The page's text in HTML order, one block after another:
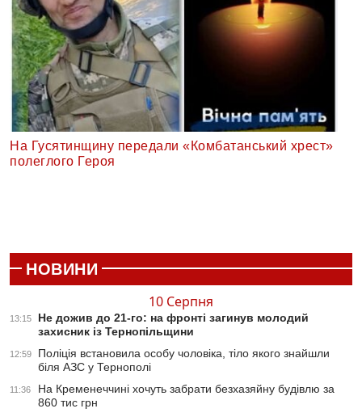
На Гусятинщину передали «Комбатанський хрест»
полеглого Героя
НОВИНИ
10 Серпня
13:15
Не дожив до 21-го: на фронті загинув молодий
захисник із Тернопільщини
12:59
Поліція встановила особу чоловіка, тіло якого знайшли
біля АЗС у Тернополі
11:36
На Кременеччині хочуть забрати безхазяйну будівлю за
860 тис грн